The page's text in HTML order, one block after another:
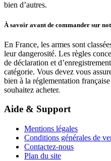
bien d’autres.
À savoir avant de commander sur
En France, les armes sont
leur dangerosité. Les règles
de déclaration et
catégorie. Vous devez vous
bien à la réglementation
souhaitez acheter.
Aide & Support
Mentions légales
Conditions générales de
Contactez-nous
Plan du site